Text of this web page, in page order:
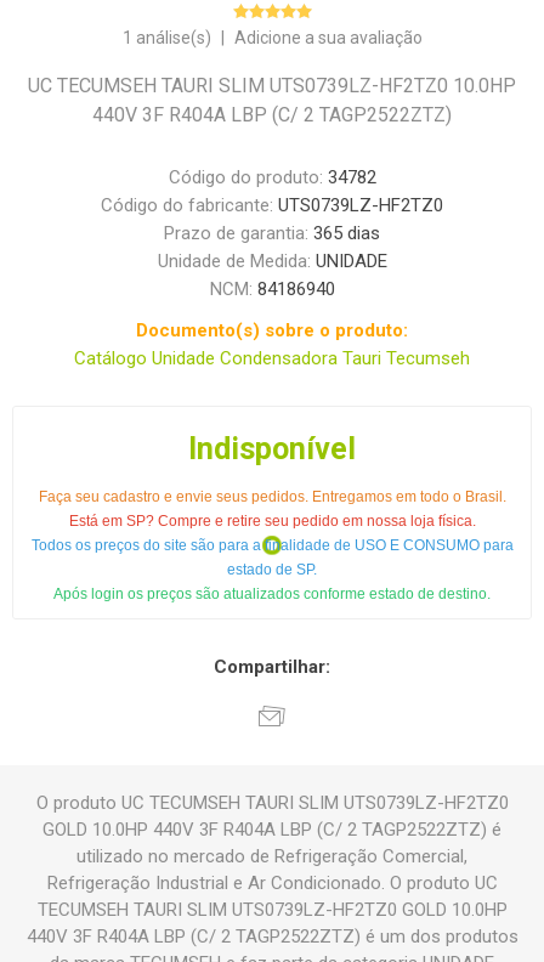
1 análise(s) Adicione a sua avaliação
UC TECUMSEH TAURI SLIM UTS0739LZ-HF2TZ0 10.0HP
440V 3F R404A LBP (C/ 2 TAGP2522ZTZ)
Código do produto: 34782
Código do fabricante: UTS0739LZ-HF2TZ0
Prazo de garantia: 365 dias
Unidade de Medida: UNIDADE
NCM: 84186940
Documento(s) sobre o produto:
Catálogo Unidade Condensadora Tauri Tecumseh
Indisponível
Faça seu cadastro e envie seus pedidos. Entregamos em todo o Brasil.
Está em SP? Compre e retire seu pedido em nossa loja física.
Todos os preços do site são para a finalidade de USO E CONSUMO para
estado de SP.
Após login os preços são atualizados conforme estado de destino.
Compartilhar:
O produto UC TECUMSEH TAURI SLIM UTS0739LZ-HF2TZ0
GOLD 10.0HP 440V 3F R404A LBP (C/ 2 TAGP2522ZTZ) é
utilizado no mercado de Refrigeração Comercial,
Refrigeração Industrial e Ar Condicionado. O produto UC
TECUMSEH TAURI SLIM UTS0739LZ-HF2TZ0 GOLD 10.0HP
440V 3F R404A LBP (C/ 2 TAGP2522ZTZ) é um dos produtos